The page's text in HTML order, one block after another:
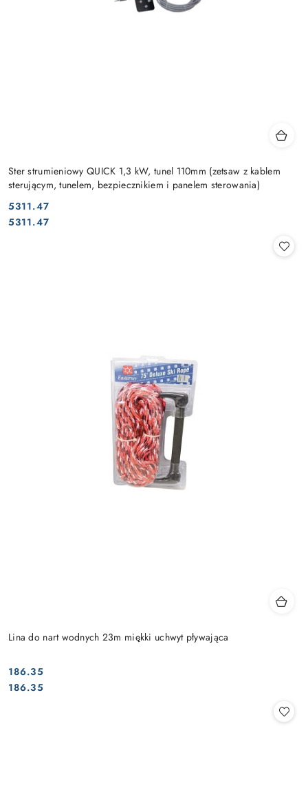
Ster strumieniowy QUICK 1,3 kW, tunel 110mm (zetsaw z kablem
sterującym, tunelem, bezpiecznikiem i panelem sterowania)
Cena:
5311.47
Cena:
5311.47
Lina do nart wodnych 23m miękki uchwyt pływająca
Cena:
186.35
Cena:
186.35